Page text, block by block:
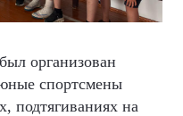
организован
спортсмены
подтягиваниях на